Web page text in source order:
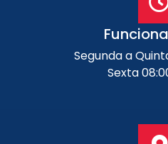
Segunda a
Sexta